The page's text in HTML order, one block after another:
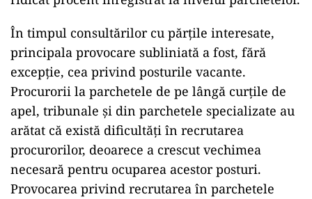
În timpul consultărilor cu părțile interesate,
principala provocare subliniată a fost, fără
excepție, cea privind posturile vacante.
Procurorii la parchetele de pe lângă curțile de
apel, tribunale și din parchetele specializate au
arătat că există dificultăți în recrutarea
procurorilor, deoarece a crescut vechimea
necesară pentru ocuparea acestor posturi.
Provocarea privind recrutarea în parchetele